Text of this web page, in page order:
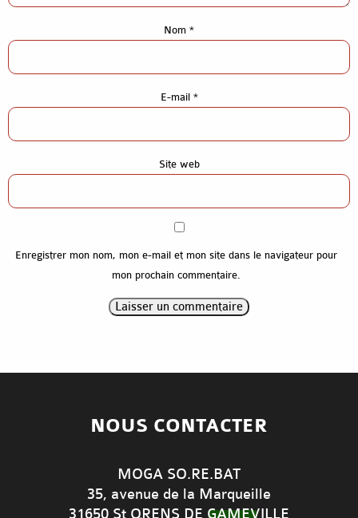
Gros-oeuvre rénovation
Références
Contact
Nom *
E-mail *
Site web
Enregistrer mon nom, mon e-mail et mon site dans le navigateur pour
mon prochain commentaire.
NOUS CONTACTER
MOGA SO.RE.BAT
35, avenue de la Marqueille
31650 St ORENS DE GAMEVILLE